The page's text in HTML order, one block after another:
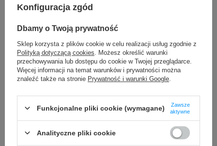
antykradzieżowa Pacsafe
Vibe 100 - Szara
OKAZJA
Contigo Ashland 2.0 Chill 720
ml Violet
/ szt.
Konfiguracja zgód
Dbamy o Twoją prywatność
Sklep korzysta z plików cookie w celu realizacji usług zgodnie z
Polityką dotyczącą cookies . Możesz określić warunki
przechowywania lub dostępu do cookie w Twojej przeglądarce.
Więcej informacji na temat warunków i prywatności można
znaleźć także na stronie Prywatność i warunki Google
Funkcjonalne pliki cookie (wymagane)
Zawsze
aktywne
Analityczne pliki cookie